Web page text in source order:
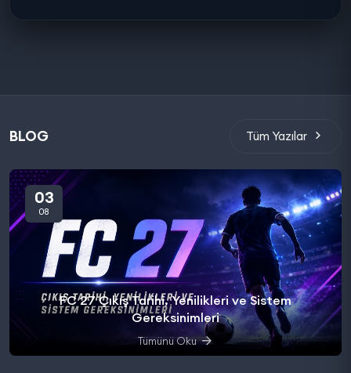
BLOG Tüm Yazılar
03
08
FC 27 Çıkış Tarihi, Yenilikleri ve Sistem
Gereksinimleri
Tümünü Oku